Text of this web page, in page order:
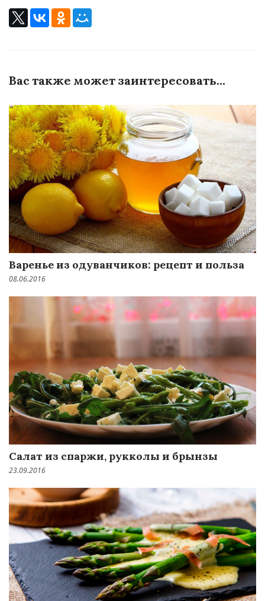
Вас также может заинтересовать...
Варенье из одуванчиков: рецепт и польза
08.06.2016
Салат из спаржи, рукколы и брынзы
23.09.2016